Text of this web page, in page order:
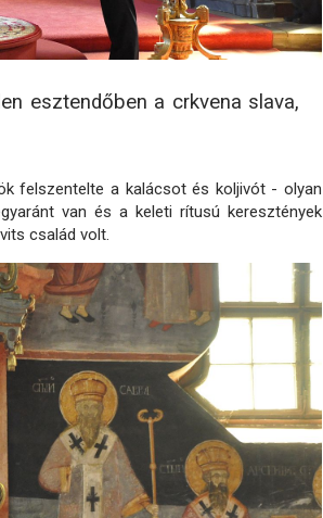
esztendőben a crkvena slava,
felszentelte a kalácsot és koljivót - olyan
van és a keleti rítusú keresztények
család volt.